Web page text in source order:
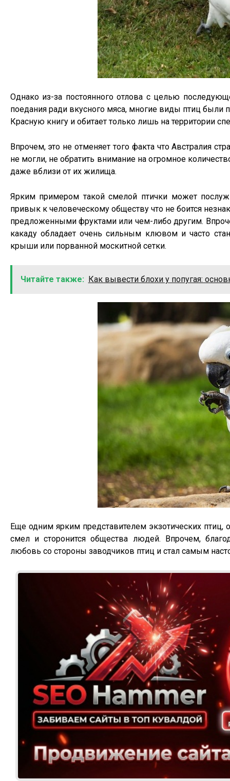
Однако из-за постоянного отлова с целью
поедания ради вкусного мяса, многие виды птиц были
Красную книгу и обитает только лишь на территории
Впрочем, это не отменяет того факта что Австралия
не могли, не обратить внимание на огромное
даже вблизи от их жилища.
Ярким примером такой смелой птички может
привык к человеческому обществу что не боится
предложенными фруктами или чем-либо другим.
какаду обладает очень сильным клювом и часто
крыши или порванной москитной сетки.
Читайте также: Как вывести блохи у попугая:
Еще одним ярким представителем экзотических птиц,
смел и сторонится общества людей. Впрочем,
любовь со стороны заводчиков птиц и стал самым